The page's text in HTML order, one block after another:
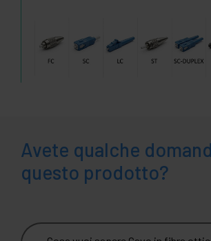
Avete qualche
questo prodotto?